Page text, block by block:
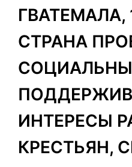
ГВАТЕМАЛА,
СТРАНА
ИНТЕРЕСЫ
КРЕСТЬЯН,